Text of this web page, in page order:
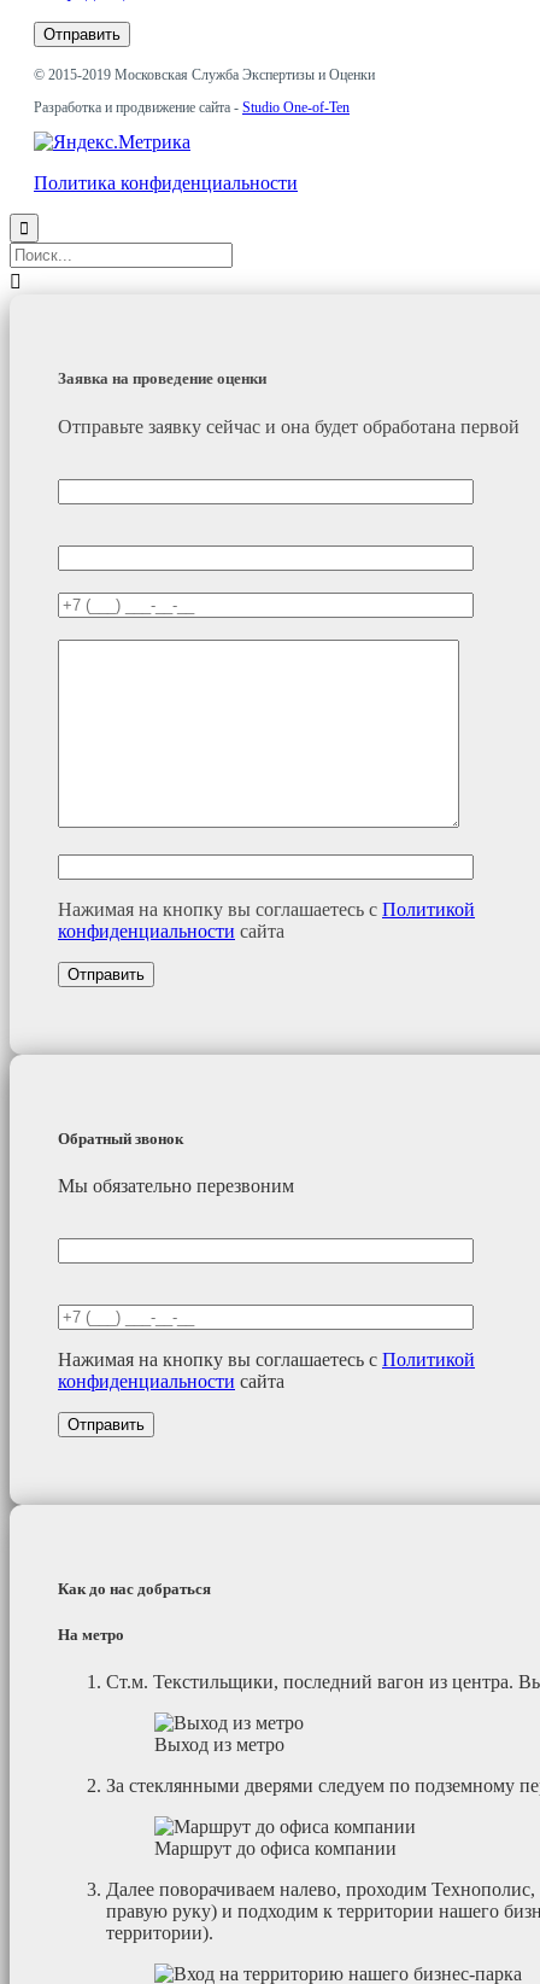
© 2015-2019 Московская Служба Экспертизы и Оценки
Разработка и продвижение сайта - Studio One-of-Ten
Политика конфиденциальности


Заявка на проведение оценки
Отправьте заявку сейчас и она будет обработана первой
Нажимая на кнопку вы соглашаетесь с Политикой
конфиденциальности сайта
Обратный звонок
Мы обязательно перезвоним
Нажимая на кнопку вы соглашаетесь с Политикой
конфиденциальности сайта
Как до нас добраться
На метро
Cт.м. Текстильщики, последний вагон из центра.
Выход из метро
За стеклянными дверями следуем по подземному
Маршрут до офиса компании
Далее поворачиваем налево, проходим
правую руку) и подходим к территории нашего
территории).